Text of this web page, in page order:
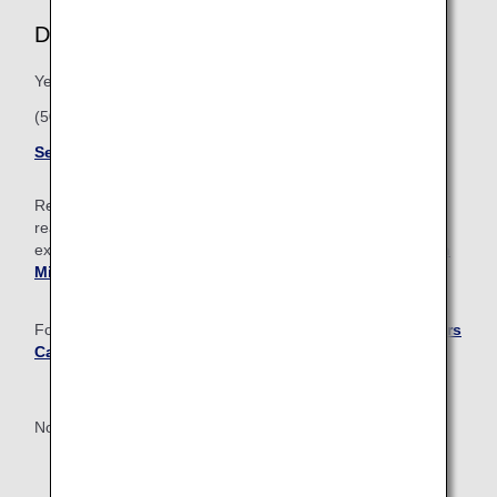
Diamond Service Member
Yearly Premium Points: 100,000
(50,000 from ANA Group operated flights)
See Diamond member benefits
Regardless of Premium membership status, once you’ve
reached 1 million miles or more, you’ll get access to
exclusive perks and benefits. Learn more about the
Miler Program
For Diamond and Platinum Members, the
ANA Super Flyers
Card
Not an ANA Mileage Club member yet?